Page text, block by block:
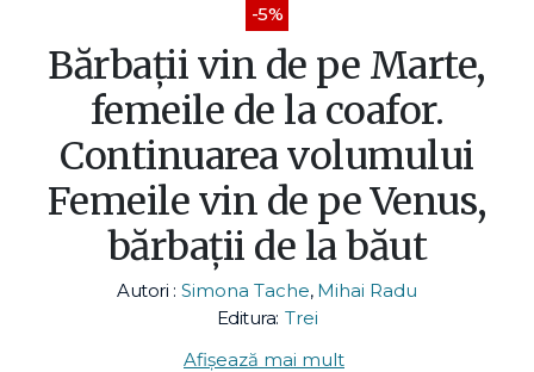
-5%
Bărbaţii vin de pe Marte,
femeile de la coafor.
Continuarea volumului
Femeile vin de pe Venus,
bărbaţii de la băut
Autori : Simona Tache, Mihai Radu
Editura: Trei
Afișează mai mult